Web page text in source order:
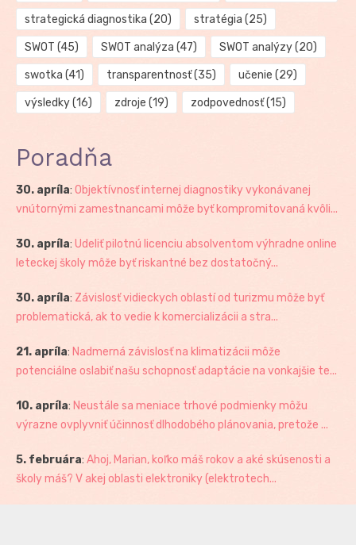
strategická diagnostika (20) stratégia (25)
SWOT (45) SWOT analýza (47) SWOT analýzy(20)
swotka (41) transparentnosť(35) učenie (29)
výsledky(16) zdroje (19) zodpovednosť(15)
Poradňa
30. apríla: Objektívnosť internej diagnostiky vykonávanej
vnútornými zamestnancami môže byť kompromitovaná kvôli...
30. apríla: Udeliť pilotnú licenciu absolventom výhradne online
leteckej školy môže byť riskantné bez dostatočný...
30. apríla: Závislosť vidieckych oblastí od turizmu môže byť
problematická, ak to vedie k komercializácii a stra...
21. apríla: Nadmerná závislosť na klimatizácii môže
potenciálne oslabiť našu schopnosť adaptácie na vonkajšie te...
10. apríla: Neustále sa meniace trhové podmienky môžu
výrazne ovplyvniť účinnosť dlhodobého plánovania, pretože ...
5. februára: Ahoj, Marian, koľko máš rokov a aké skúsenosti a
školy máš? V akej oblasti elektroniky (elektrotech...